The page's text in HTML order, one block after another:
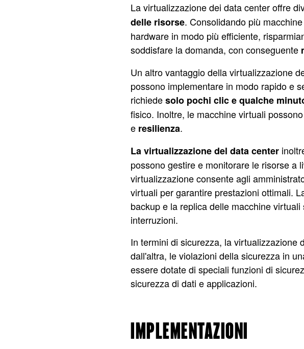
La virtualizzazione dei data center offre
delle risorse. Consolidando più
hardware in modo più efficiente,
soddisfare la domanda, con conseguente
Un altro vantaggio della virtualizzazione
possono implementare in modo rapido e
richiedesolo pochi clic e qualche
fisico. Inoltre, le macchine virtuali
e resilienza.
La virtualizzazione del data center
possono gestire e monitorare le risorse a
virtualizzazione consente agli
virtuali per garantire prestazioni ottimali.
backup e la replica delle macchine
interruzioni.
In termini di sicurezza, la virtualizzazione
dall'altra, le violazioni della sicurezza in
essere dotate di speciali funzioni di
sicurezza di dati e applicazioni.
IMPLEMENTAZIONI